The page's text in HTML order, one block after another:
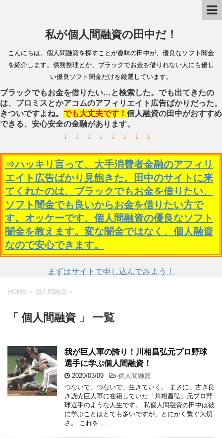
私が個人間融資の田中だ！
こんにちは。個人間融資を探すことが趣味の田中が、優良なソフト闇金
を紹介します。債務整理とか、ブラックでお金を借りれない人にも優し
い優良ソフト闇金だけを厳選しています。
ブラックでもお金を借りたい…と検索した。でも出てきたの
は、プロミスとかアコムのアフィリエイト広告ばかりだった。
きついですよね。 でも大丈夫です！ 個人融資の田中がおすすめ
できる、安心安全の金融があります。
↓ ↓ ↓ ↓ ↓ ↓ ↓ ↓
⇒ハッキリ言って、大手消費者金融のアフィリ
エイト広告ばかり見飽きた。田中のサイトに来
てくれたのは、ブラックでもお金を借りたい、
ソフト闇金でも良いからお金を借りたい方で
す。オッケーです、個人間融資の優良なソフト
闇金を教えます。変な闇金ではなく、個人融資
なので安心できます。
まずはサイトで申し込んでみよう！
HOME > 個人間融資 >
「 個人間融資 」 一覧
我が巨人軍の誇り！川相昌弘元プロ野球
選手に学ぶ個人間融資！
2020/03/09 -個人間融資
つないで、つないで、生きていく。 まさに、古き良
き読売巨人軍に在籍していた「川相昌弘」元プロ野
球選手のような人生です。 私個人間融資の田中は彼
に学ぶことはとても多いですが、とにかく繋ぐ大切
さ。 これを …